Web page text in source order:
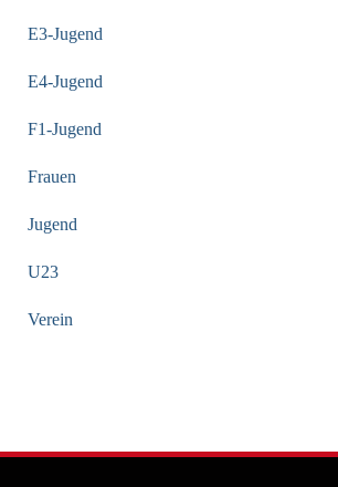
E3-Jugend
E4-Jugend
F1-Jugend
Frauen
Jugend
U23
Verein